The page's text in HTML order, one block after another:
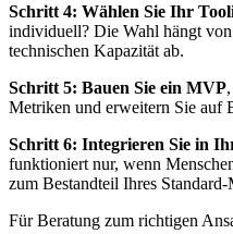
Schritt 4: Wählen Sie Ihr
individuell? Die Wahl hängt
technischen Kapazität ab.
Schritt 5: Bauen Sie ein MVP
Metriken und erweitern Sie auf
Schritt 6: Integrieren Sie in
funktioniert nur, wenn
zum Bestandteil Ihres
Für Beratung zum richtigen